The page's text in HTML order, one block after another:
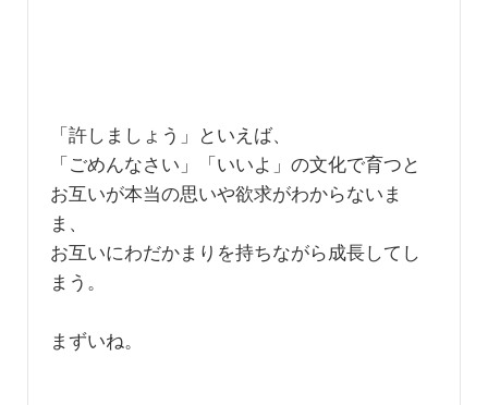
「許しましょう」といえば、
「ごめんなさい」「いいよ」の文化で育つと
お互いが本当の思いや欲求がわからないま
ま、
お互いにわだかまりを持ちながら成長してし
まう。
まずいね。